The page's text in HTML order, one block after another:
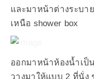
และมาหน้าต่างระบา
เหนือ shower box
ออกมาหน้าห้องน้ำเป็
วางมาให้แบบ 2 ที่นั่ง